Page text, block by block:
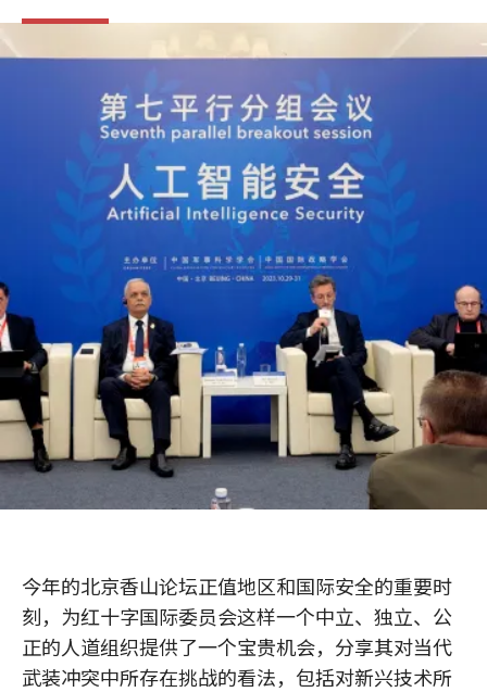
今年的北京香山论坛正值地区和国际安全的重要时
刻，为红十字国际委员会这样一个中立、独立、公
正的人道组织提供了一个宝贵机会，分享其对当代
武装冲突中所存在挑战的看法，包括对新兴技术所